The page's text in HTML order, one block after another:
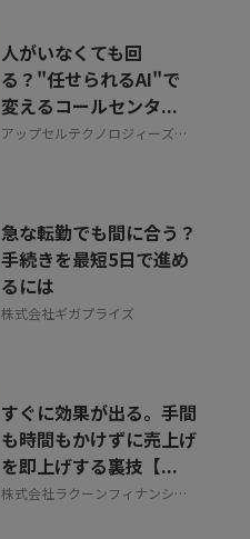
人がいなくても回
る？"任せられるAI"で
変えるコールセンタ...
アップセルテクノロジィーズ株
急な転勤でも間に合う？
手続きを最短5日で進め
るには
株式会社ギガプライズ
すぐに効果が出る。手間
も時間もかけずに売上げ
を即上げする裏技【...
株式会社ラクーンフィナンシャ